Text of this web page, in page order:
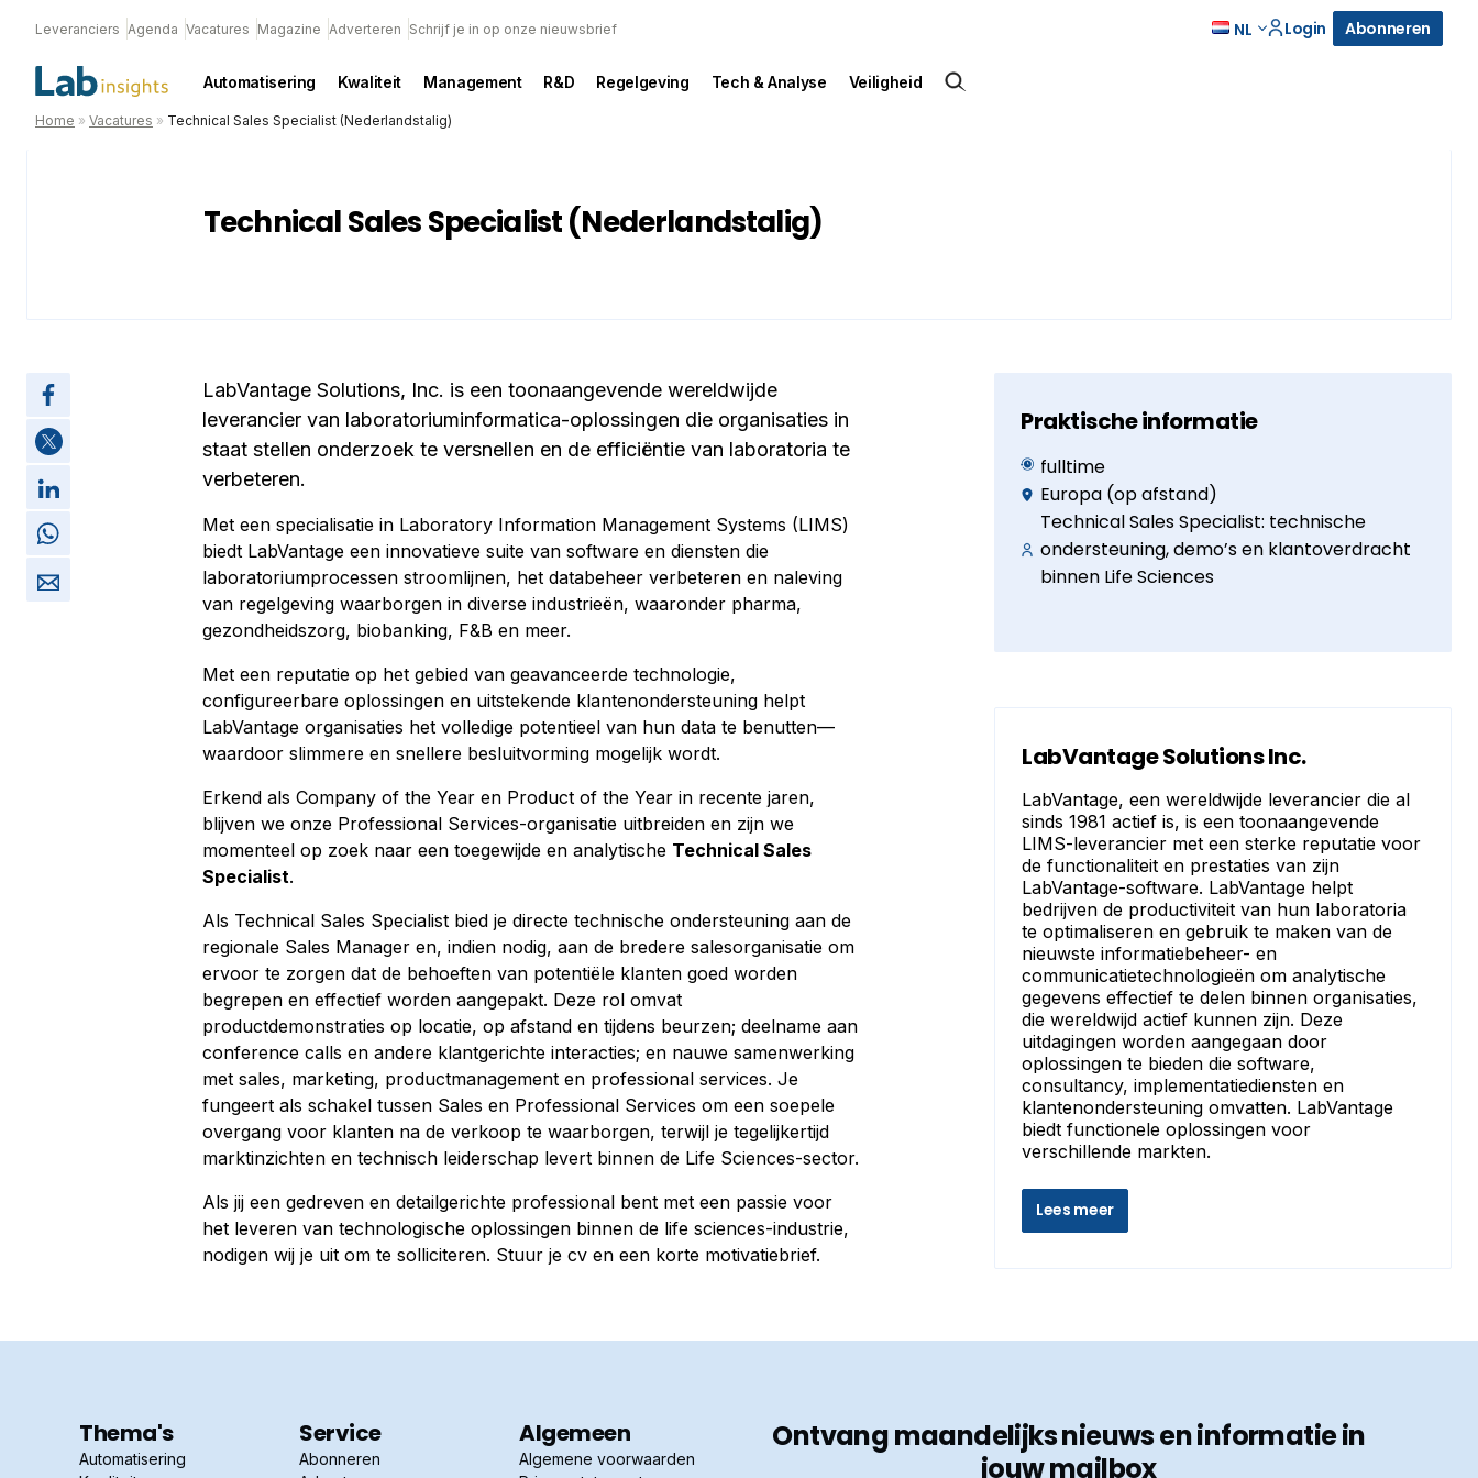
Leveranciers Agenda Vacatures Magazine Adverteren Schrijf je in op onze nieuwsbrief NL Login Abonneren
Automatisering Kwaliteit Management R&D Regelgeving Tech & Analyse Veiligheid
Home » Vacatures » Technical Sales Specialist (Nederlandstalig)
Technical Sales Specialist (Nederlandstalig)
LabVantage Solutions, Inc. is een toonaangevende wereldwijde
leverancier van laboratoriuminformatica-oplossingen die organisaties in
staat stellen onderzoek te versnellen en de efficiëntie van laboratoria te
verbeteren.
Met een specialisatie in Laboratory Information Management Systems (LIMS)
biedt LabVantage een innovatieve suite van software en diensten die
laboratoriumprocessen stroomlijnen, het databeheer verbeteren en naleving
van regelgeving waarborgen in diverse industrieën, waaronder pharma,
gezondheidszorg, biobanking, F&B en meer.
Met een reputatie op het gebied van geavanceerde technologie,
configureerbare oplossingen en uitstekende klantenondersteuning helpt
LabVantage organisaties het volledige potentieel van hun data te benutten—
waardoor slimmere en snellere besluitvorming mogelijk wordt.
Erkend als Company of the Year en Product of the Year in recente jaren,
blijven we onze Professional Services-organisatie uitbreiden en zijn we
momenteel op zoek naar een toegewijde en analytische Technical Sales
Specialist.
Als Technical Sales Specialist bied je directe technische ondersteuning aan de
regionale Sales Manager en, indien nodig, aan de bredere salesorganisatie om
ervoor te zorgen dat de behoeften van potentiële klanten goed worden
begrepen en effectief worden aangepakt. Deze rol omvat
productdemonstraties op locatie, op afstand en tijdens beurzen; deelname aan
conference calls en andere klantgerichte interacties; en nauwe samenwerking
met sales, marketing, productmanagement en professional services. Je
fungeert als schakel tussen Sales en Professional Services om een soepele
overgang voor klanten na de verkoop te waarborgen, terwijl je tegelijkertijd
marktinzichten en technisch leiderschap levert binnen de Life Sciences-sector.
Als jij een gedreven en detailgerichte professional bent met een passie voor
het leveren van technologische oplossingen binnen de life sciences-industrie,
nodigen wij je uit om te solliciteren. Stuur je cv en een korte motivatiebrief.
Praktische informatie
fulltime
Europa (op afstand)
Technical Sales Specialist: technische
ondersteuning, demo’s en klantoverdracht
binnen Life Sciences
LabVantage Solutions Inc.
LabVantage, een wereldwijde leverancier die al
sinds 1981 actief is, is een toonaangevende
LIMS-leverancier met een sterke reputatie voor
de functionaliteit en prestaties van zijn
LabVantage-software. LabVantage helpt
bedrijven de productiviteit van hun laboratoria
te optimaliseren en gebruik te maken van de
nieuwste informatiebeheer- en
communicatietechnologieën om analytische
gegevens effectief te delen binnen organisaties,
die wereldwijd actief kunnen zijn. Deze
uitdagingen worden aangegaan door
oplossingen te bieden die software,
consultancy, implementatiediensten en
klantenondersteuning omvatten. LabVantage
biedt functionele oplossingen voor
verschillende markten.
Lees meer
Thema's
Automatisering
Service
Abonneren
Algemeen
Algemene voorwaarden
Ontvang maandelijks nieuws en informatie in
jouw mailbox